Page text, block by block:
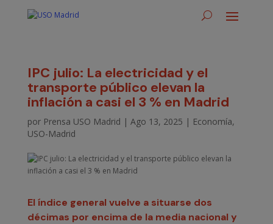
IPC julio: La electricidad y el
transporte público elevan la
inflación a casi el 3 % en Madrid
por Prensa USO Madrid | Ago 13, 2025 | Economía,
USO-Madrid
El índice general vuelve a situarse dos
décimas por encima de la media nacional y